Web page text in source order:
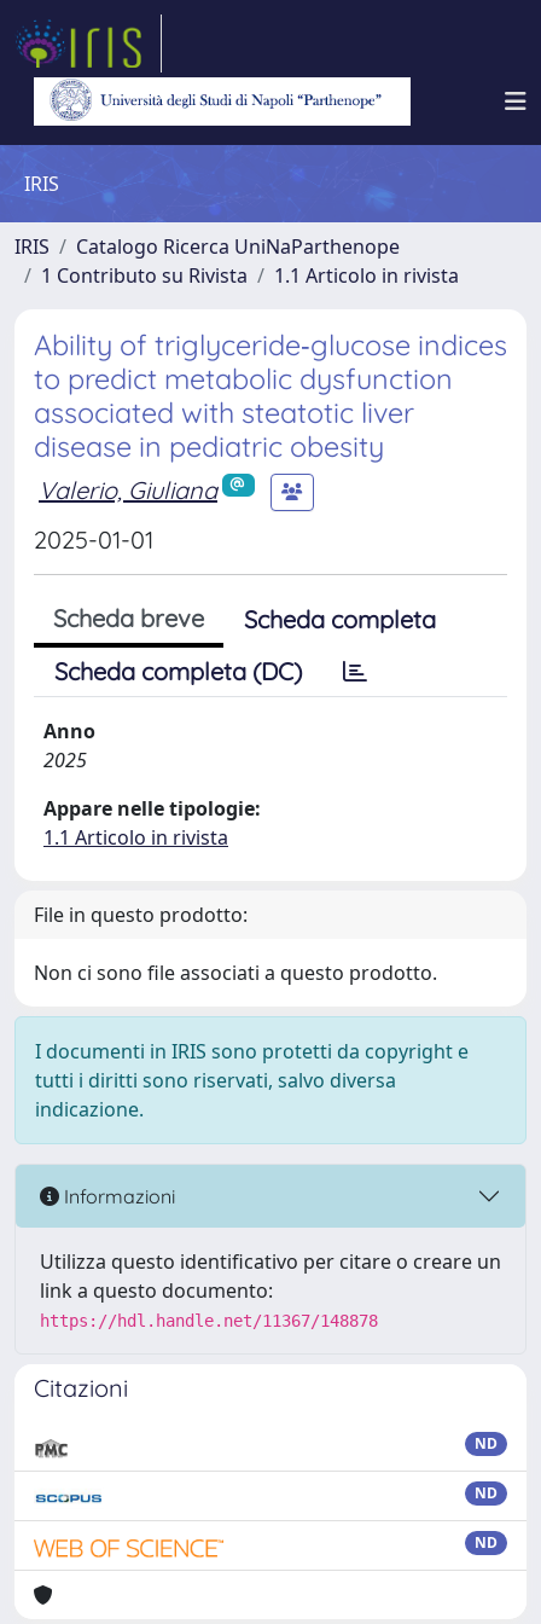
IRIS
IRIS
Catalogo Ricerca UniNaParthenope
1 Contributo su Rivista
1.1 Articolo in rivista
Ability of triglyceride‐glucose indices
to predict metabolic dysfunction
associated with steatotic liver
disease in pediatric obesity
Valerio, Giuliana
2025-01-01
Scheda breve
Scheda completa
Scheda completa (DC)
Anno
2025
Appare nelle tipologie:
1.1 Articolo in rivista
File in questo prodotto:
Non ci sono file associati a questo prodotto.
I documenti in IRIS sono protetti da copyright e
tutti i diritti sono riservati, salvo diversa
indicazione.
Informazioni
Utilizza questo identificativo per citare o creare un
link a questo documento:
https://hdl.handle.net/11367/148878
Citazioni
ND
ND
ND